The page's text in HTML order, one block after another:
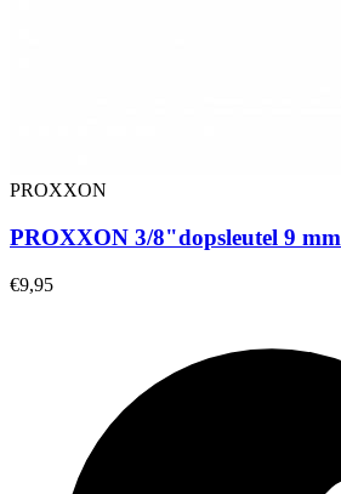
PROXXON
PROXXON 3/8"dopsleutel 9 mm
€9,95